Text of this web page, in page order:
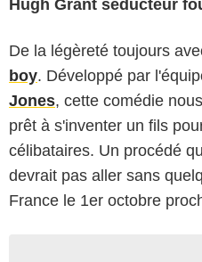
Hugh Grant séducteur
De la légèreté toujours
boy. Développé par
Jones, cette comédie
prêt à s'inventer un fils
célibataires. Un procédé
devrait pas aller sans
France le 1er octobre